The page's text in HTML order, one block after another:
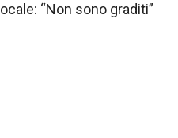
locale: “Non sono graditi”